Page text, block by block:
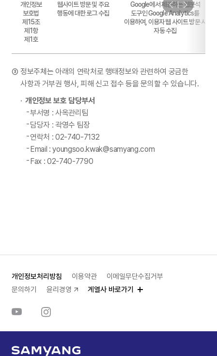
개인정보
보호법
제15조
제1항
제1호
웹사이트 방문 및 주요
행동에 대한 로그 수집
Google에서 제공하는 웹분석
도구인 Google Analytics를
이용하여, 이용자 웹 사이트 방문 시
자동 수집
정보주체는 아래의 연락처로 행태정보와 관련하여 궁금한
사항과 거부권 행사, 피해 신고 접수 등을 문의할 수 있습니다.
개인정보 보호 담당부서
부서명 : 사옥관리팀
담당자 : 곽영수 팀장
연락처 : 02-740-7132
Email : youngsoo.kwak@samyang.com
Fax : 02-740-7790
개인정보처리방침 이용약관
이메일무단수집거부
문의하기
윤리경영 계열사 바로가기